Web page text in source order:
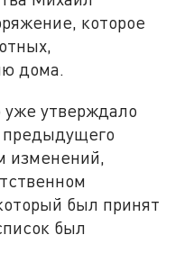
которое
дома.
уже утверждало
предыдущего
изменений,
был принят
был